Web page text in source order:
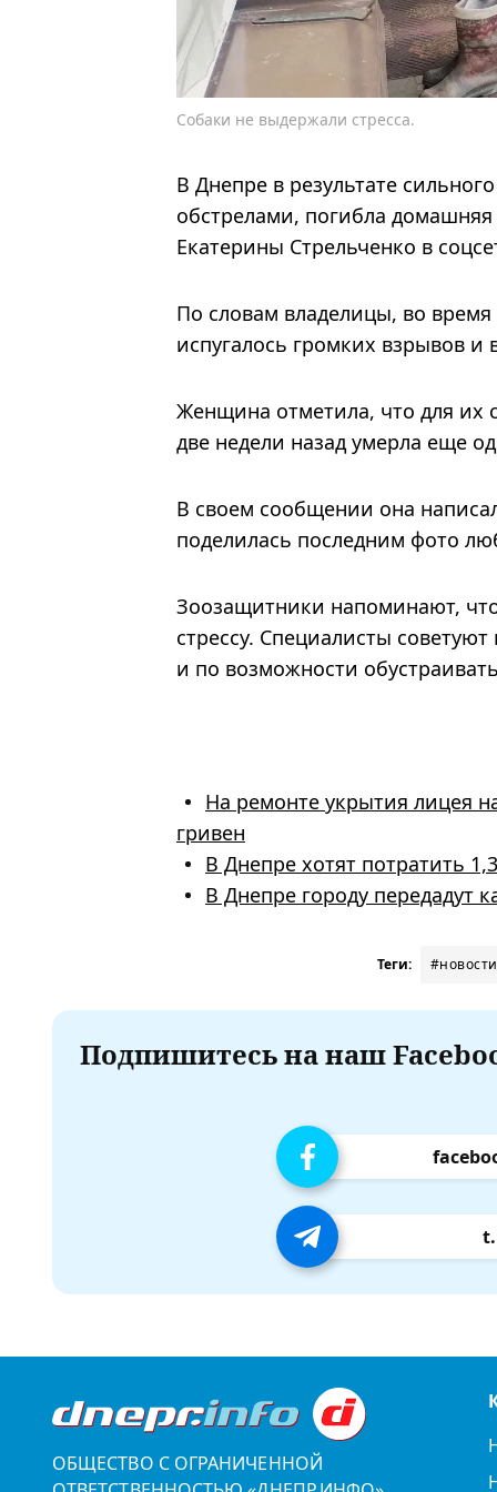
Собаки не выдержали стресса.
В Днепре в результате
обстрелами, погибла
Екатерины Стрельченко в
По словам владелицы, во
испугалось громких взрывов
Женщина отметила, что для их
две недели назад умерла еще
В своем сообщении она
поделилась последним фото
Зоозащитники напоминают,
стрессу. Специалисты
и по возможности
На ремонте укрытия лицея
гривен
В Днепре хотят потратить
В Днепре городу передадут
Теги:
Подпишитесь на наш
ОБЩЕСТВО С ОГРАНИЧЕННОЙ